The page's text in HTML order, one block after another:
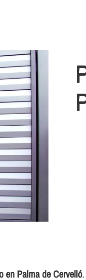
en Palma de Cervelló.